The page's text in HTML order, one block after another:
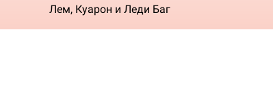
Лем, Куарон и Леди Баг